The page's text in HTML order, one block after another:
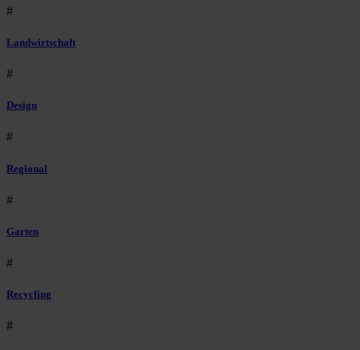
#
Landwirtschaft
#
Design
#
Regional
#
Garten
#
Recycling
#